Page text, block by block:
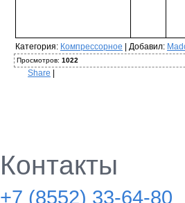
Категория: Компрессорное Добавил:
Просмотров: 1022
Share
Контакты
+7 (8552) 33-64-80